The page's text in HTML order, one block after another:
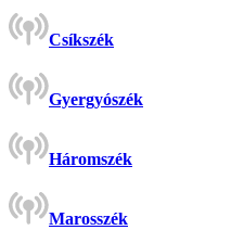
Csíkszék
Gyergyószék
Háromszék
Marosszék